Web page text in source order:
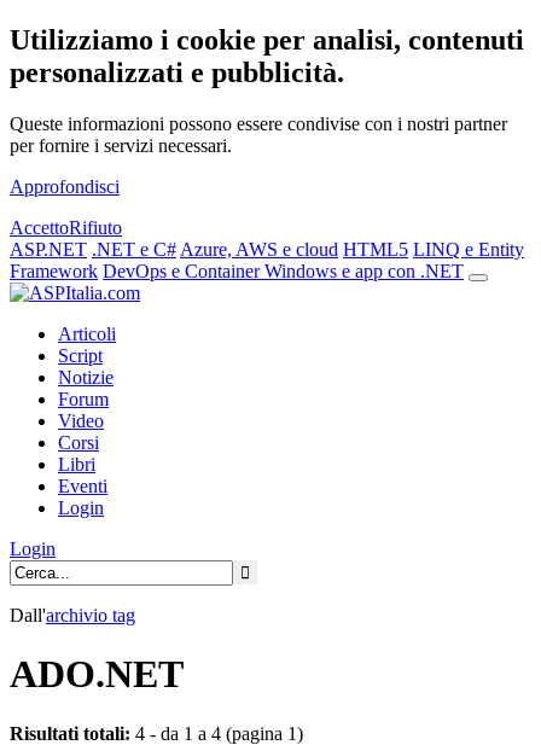
Utilizziamo i cookie per analisi, contenuti
personalizzati e pubblicità.
Queste informazioni possono essere condivise con i nostri partner
per fornire i servizi necessari.
Approfondisci
AccettoRifiuto
ASP.NET .NET e C# Azure, AWS e cloud HTML5 LINQ e Entity
Framework DevOps e ContainerWindows e app con .NET
Articoli
Script
Notizie
Forum
Video
Corsi
Libri
Eventi
Login
Login
Dall'archivio tag
ADO.NET
Risultati totali: 4 - da 1 a 4 (pagina 1)